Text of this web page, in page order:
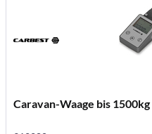
Caravan-Waage bis 1500kg